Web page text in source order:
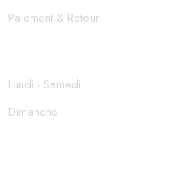
Paiement & Retour
Lundi - Samedi
Dimanche